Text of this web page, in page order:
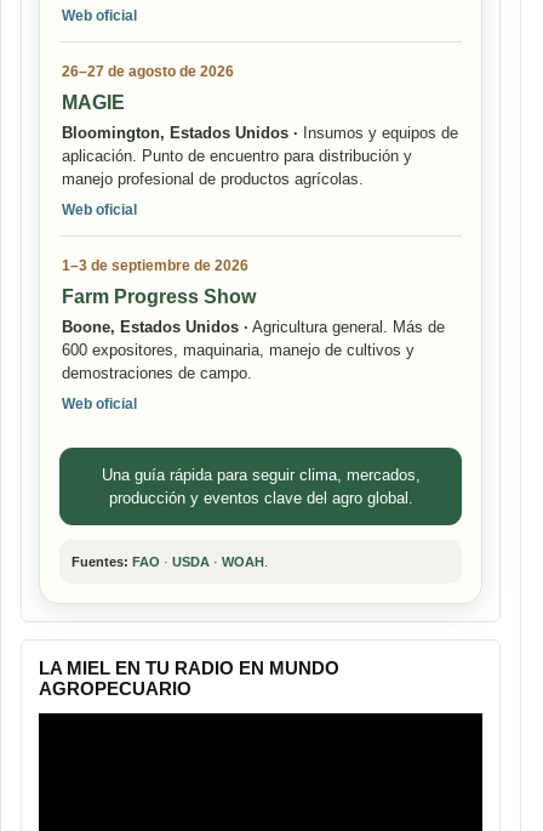
Web oficial
26–27 de agosto de 2026
MAGIE
Bloomington, Estados Unidos · Insumos y equipos de
aplicación. Punto de encuentro para distribución y
manejo profesional de productos agrícolas.
Web oficial
1–3 de septiembre de 2026
Farm Progress Show
Boone, Estados Unidos · Agricultura general. Más de
600 expositores, maquinaria, manejo de cultivos y
demostraciones de campo.
Web oficial
Una guía rápida para seguir clima, mercados,
producción y eventos clave del agro global.
Fuentes: FAO · USDA · WOAH
LA MIEL EN TU RADIO EN MUNDO
AGROPECUARIO